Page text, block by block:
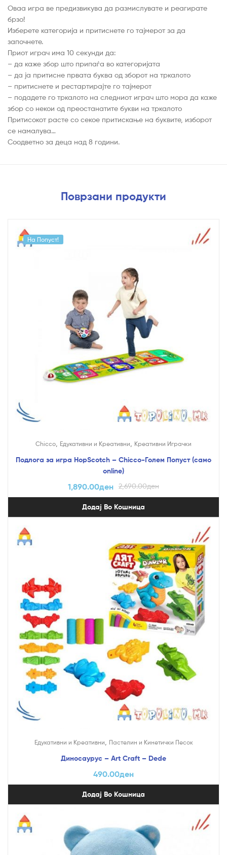
Оваа игра ве предизвикува да размислувате и реагирате
брзо!
Изберете категорија и притиснете го тајмерот за да
започнете.
Приот играч има 10 секунди да:
– да каже збор што припаѓа во категоријата
– да ја притисне првата буква од зборот на тркалото
– притиснете и рестартирајте го тајмерот
– подадете го тркалото на следниот играч што мора да каже
збор со некои од преостанатите букви на тркалото
Притисокот расте со секое притискање на буквите, изборот
се намалува…
Соодветно за деца над 8 години.
Поврзани продукти
На Попуст!
Chicco Едукативни и Креативни Креативни Играчки
Подлога за игра HopScotch – Chicco-Голем Попуст (само
online)
2,690.00ден
1,890.00ден
Додај Во Кошница
Едукативни и Креативни Пастелин и Кинетички Песок
Диносаурус – Art Craft – Dede
490.00ден
Додај Во Кошница